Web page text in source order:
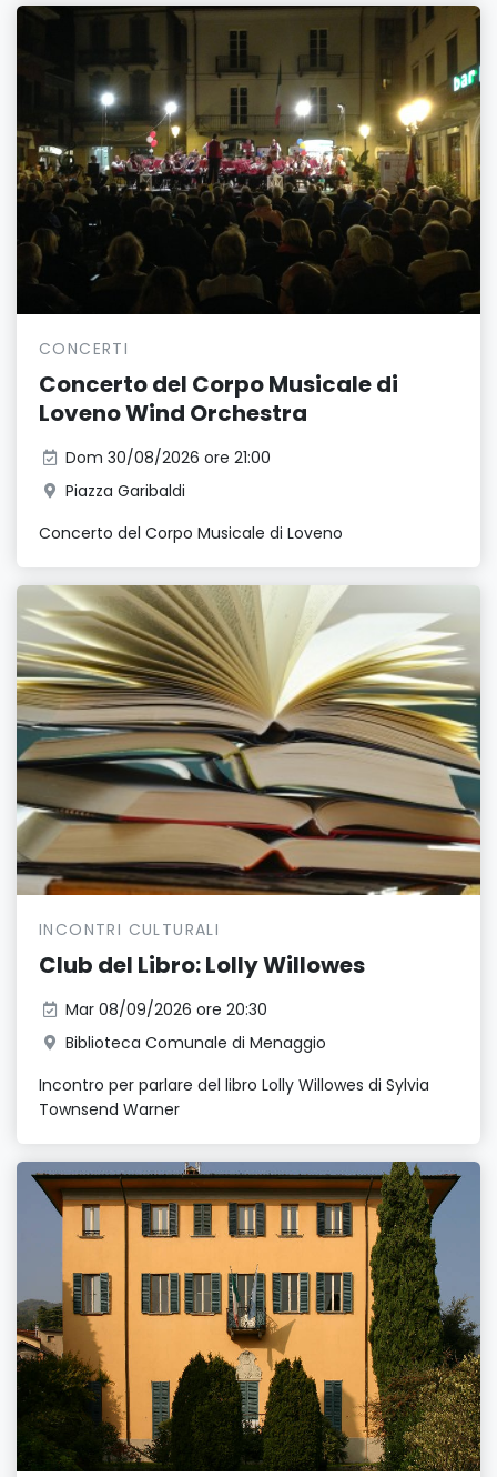
CONCERTI
Concerto del Corpo Musicale di
Loveno Wind Orchestra
Dom 30/08/2026 ore 21:00
Piazza Garibaldi
Concerto del Corpo Musicale di Loveno
INCONTRI CULTURALI
Club del Libro: Lolly Willowes
Mar 08/09/2026 ore 20:30
Biblioteca Comunale di Menaggio
Incontro per parlare del libro Lolly Willowes di Sylvia
Townsend Warner